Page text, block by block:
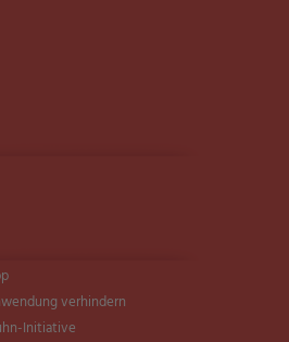
verhindern
Initiative